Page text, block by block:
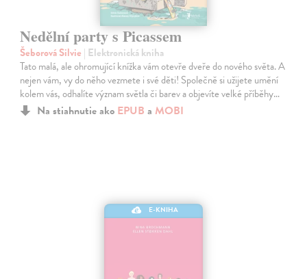
Nedělní party s Picassem
Šeborová Silvie | Elektronická kniha
Tato malá, ale ohromující knížka vám otevře dveře do nového světa. A
nejen vám, vy do něho vezmete i své děti! Společně si užijete umění
kolem vás, odhalíte význam světla či barev a objevíte velké příběhy…
Na stiahnutie ako EPUB a MOBI
E-KNIHA